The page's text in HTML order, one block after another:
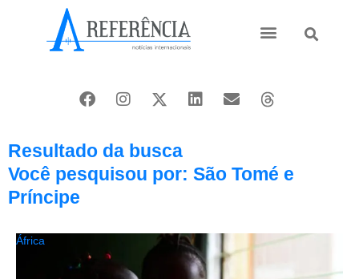
Resultado da busca
Você pesquisou por: São Tomé e
Príncipe
África